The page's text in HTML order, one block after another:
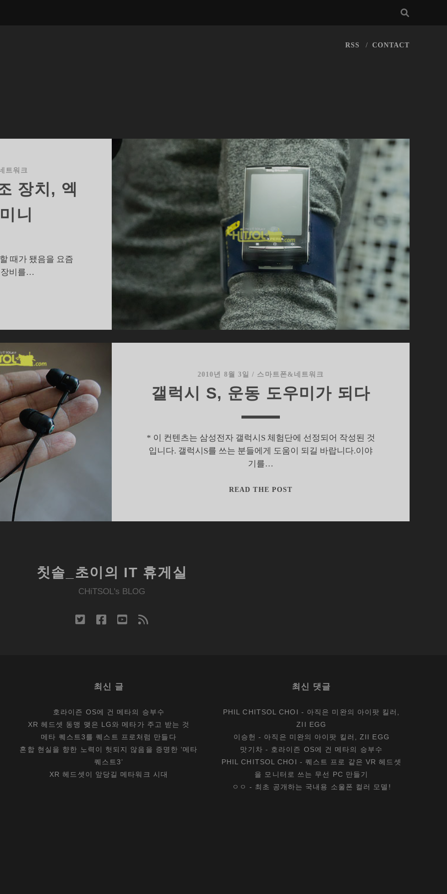
RSS CONTACT
트워크
장치, 엑
니
때가 됐음을 요즘
장비를…
,
2010년 8월 3일 / 스마트폰&네트워크
갤럭시 S, 운동 도우미가 되다
* 이 컨텐츠는 삼성전자 갤럭시S 체험단에 선정되어 작성된 것
입니다. 갤럭시S를 쓰는 분들에게 도움이 되길 바랍니다.이야
기를…
READ THE POST
칫솔_초이의 IT 휴게실
CHiTSOL's BLOG
twitter facebook
youtube
rss
최신 글
호라이즌 OS에 건 메타의 승부수
XR 헤드셋 동맹 맺은 LG와 메타가 주고 받는 것
메타 퀘스트3를 퀘스트 프로처럼 만들다
혼합 현실을 향한 노력이 헛되지 않음을 증명한 ‘메타
퀘스트3’
XR 헤드셋이 앞당길 메타워크 시대
최신 댓글
PHIL CHITSOL CHOI - 아직은 미완의 아이팟 킬러,
ZII EGG
이승헌 - 아직은 미완의 아이팟 킬러, ZII EGG
맛기차 - 호라이즌 OS에 건 메타의 승부수
PHIL CHITSOL CHOI - 퀘스트 프로 같은 VR 헤드셋
을 모니터로 쓰는 무선 PC 만들기
ㅇㅇ - 최초 공개하는 국내용 소울폰 컬러 모델!